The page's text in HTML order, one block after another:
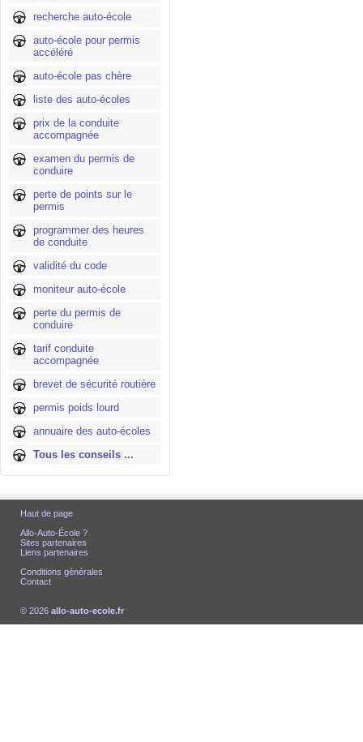
recherche auto-école
auto-école pour permis
accéléré
auto-école pas chère
liste des auto-écoles
prix de la conduite
accompagnée
examen du permis de
conduire
perte de points sur le
permis
programmer des heures
de conduite
validité du code
moniteur auto-école
perte du permis de
conduire
tarif conduite
accompagnée
brevet de sécurité routière
permis poids lourd
annuaire des auto-écoles
Tous les conseils ...
Haut de page
Allo-Auto-École ?
Sites partenaires
Liens partenaires
Conditions générales
Contact
© 2026 allo-auto-ecole.fr